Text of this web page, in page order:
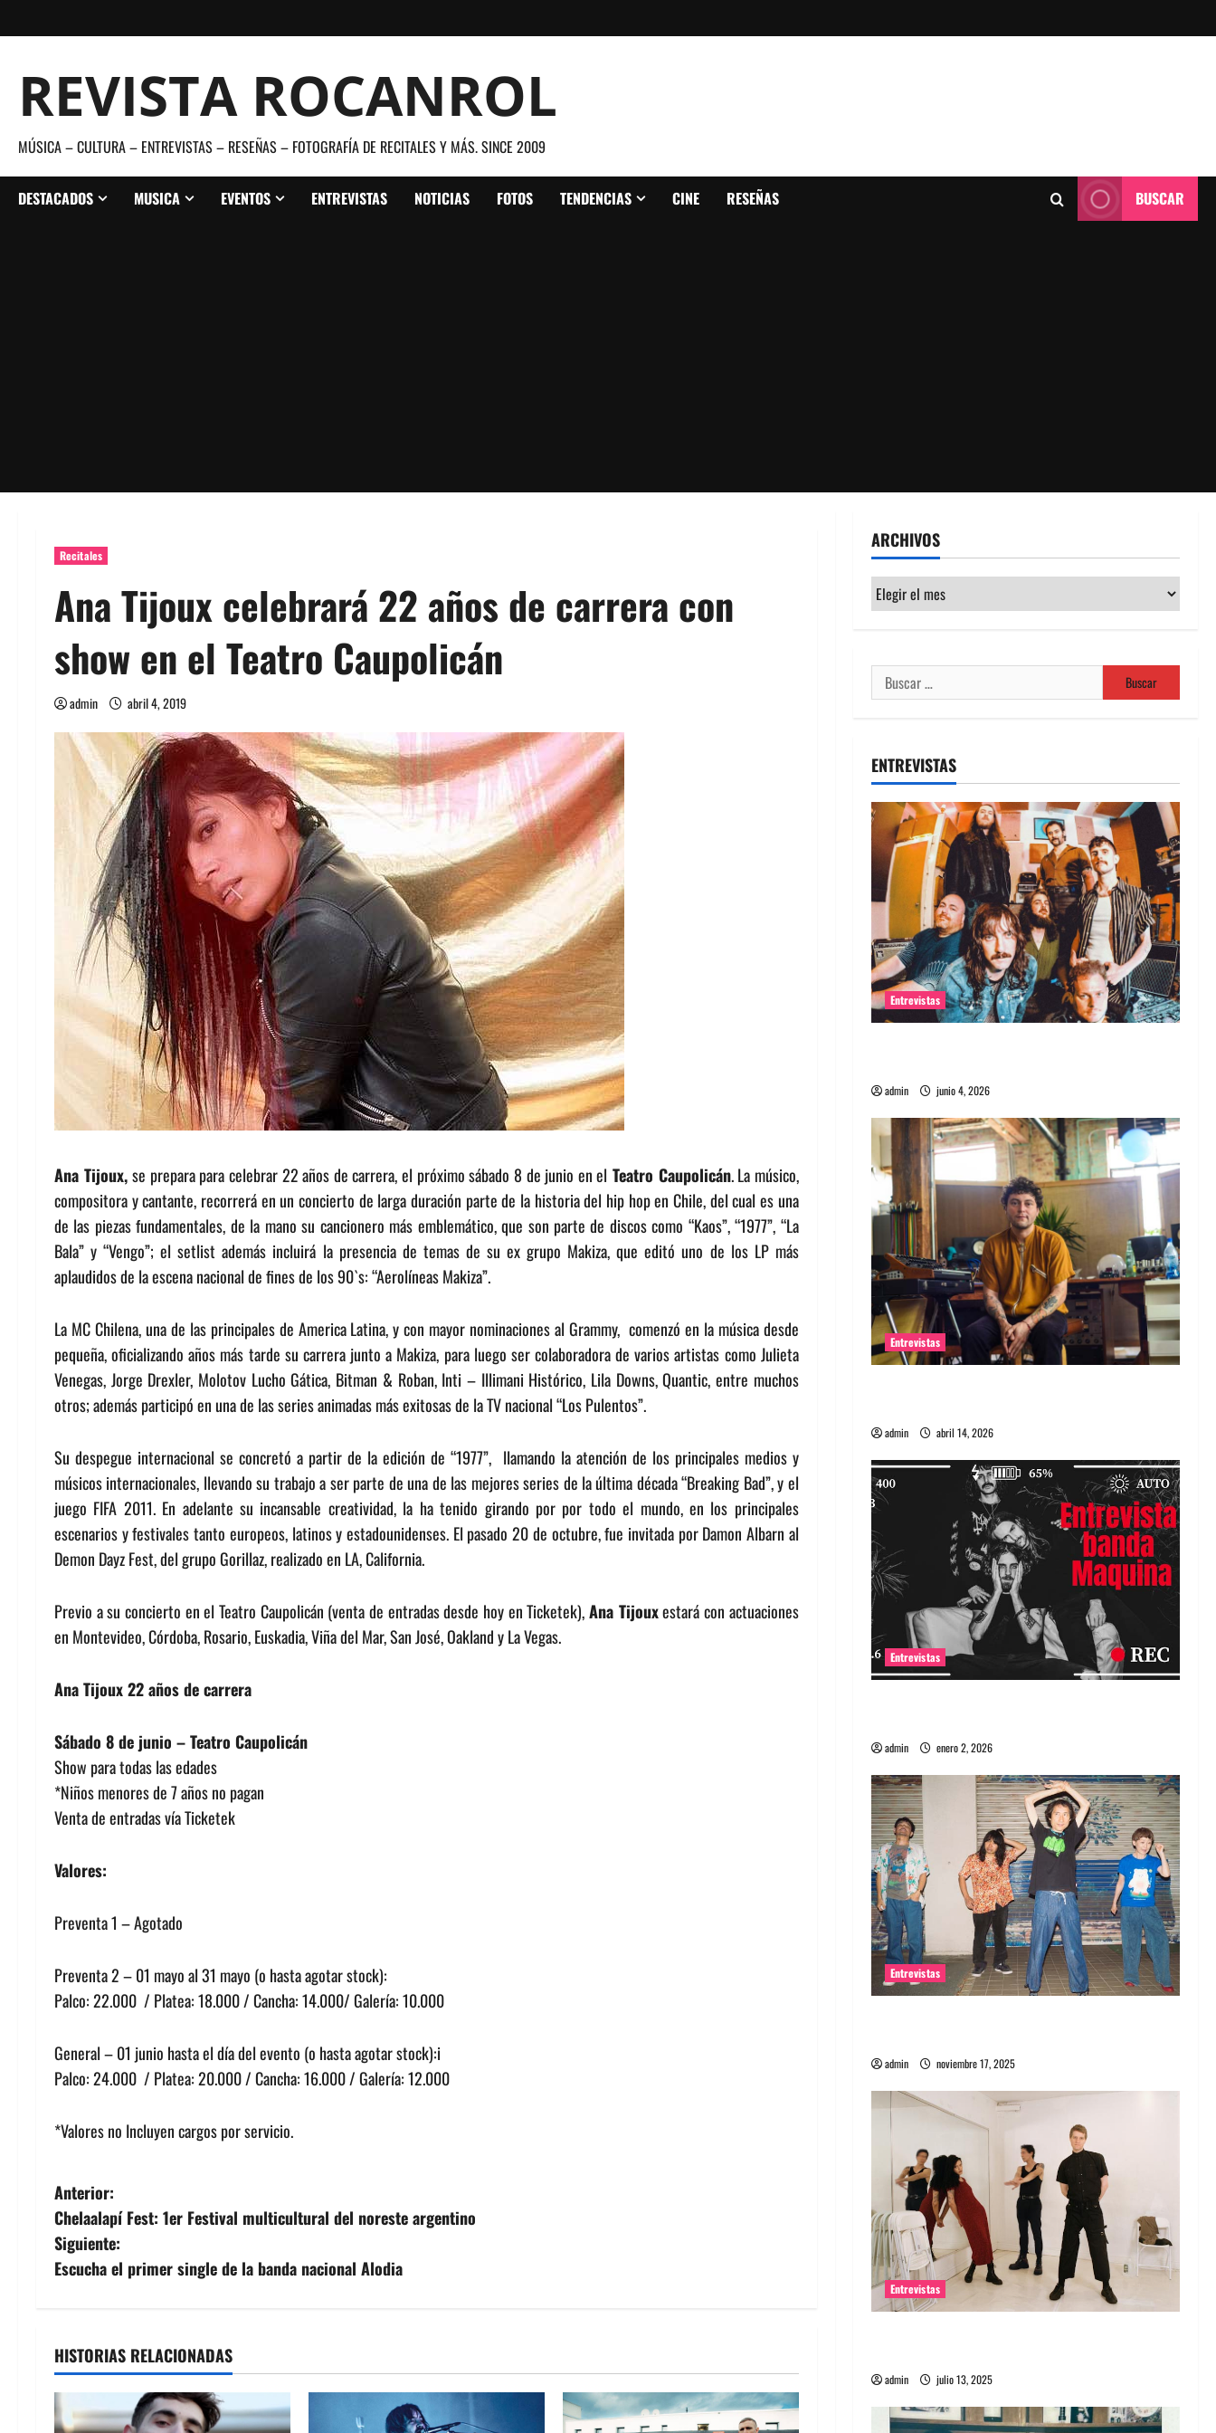
al
REVISTA ROCANROL
MÚSICA – CULTURA – ENTREVISTAS – RESEÑAS – FOTOGRAFÍA DE RECITALES Y MÁS. SINCE 2009
DESTACADOS MUSICA EVENTOS ENTREVISTAS NOTICIAS FOTOS TENDENCIAS CINE RESEÑAS BUSCAR
Recitales
Ana Tijoux celebrará 22 años de carrera con
show en el Teatro Caupolicán
admin abril 4, 2019
Ana Tijoux,se prepara para celebrar 22 años de carrera, el próximo sábado 8 de junio en el Teatro Caupolicán. La músico,
compositora y cantante, recorrerá en un concierto de larga duración parte de la historia del hip hop en Chile, del cual es una
de las piezas fundamentales, de la mano su cancionero más emblemático, que son parte de discos como “Kaos”, “1977”, “La
Bala” y “Vengo”; el setlist además incluirá la presencia de temas de su ex grupo Makiza, que editó uno de los LP más
aplaudidos de la escena nacional de fines de los 90`s: “Aerolíneas Makiza”.
La MC Chilena, una de las principales de America Latina, y con mayor nominaciones al Grammy, comenzó en la música desde
pequeña, oficializando años más tarde su carrera junto a Makiza, para luego ser colaboradora de varios artistas como Julieta
Venegas, Jorge Drexler, Molotov Lucho Gática, Bitman & Roban, Inti – Illimani Histórico, Lila Downs, Quantic, entre muchos
otros; además participó en una de las series animadas más exitosas de la TV nacional “Los Pulentos”.
Su despegue internacional se concretó a partir de la edición de “1977”, llamando la atención de los principales medios y
músicos internacionales, llevando su trabajo a ser parte de una de las mejores series de la última década “Breaking Bad”, y el
juego FIFA 2011. En adelante su incansable creatividad, la ha tenido girando por por todo el mundo, en los principales
escenarios y festivales tanto europeos, latinos y estadounidenses. El pasado 20 de octubre, fue invitada por Damon Albarn al
Demon Dayz Fest, del grupo Gorillaz, realizado en LA, California.
Previo a su concierto en el Teatro Caupolicán (venta de entradas desde hoy en Ticketek),Ana Tijouxestará con actuaciones
en Montevideo, Córdoba, Rosario, Euskadia, Viña del Mar, San José, Oakland y La Vegas.
Ana Tijoux 22 años de carrera
Sábado 8 de junio – Teatro Caupolicán
Show para todas las edades
*Niños menores de 7 años no pagan
Venta de entradas vía Ticketek
Valores:
Preventa 1 – Agotado
Preventa 2 – 01 mayo al 31 mayo (o hasta agotar stock):
Palco: 22.000 / Platea: 18.000 / Cancha: 14.000/ Galería: 10.000
General – 01 junio hasta el día del evento (o hasta agotar stock):i
Palco: 24.000 / Platea: 20.000 / Cancha: 16.000 / Galería: 12.000
*Valores no Incluyen cargos por servicio.
N
a
v
g
a
Anterior:
Chelaalapí Fest: 1er Festival multicultural del noreste argentino
Siguiente:
Escucha el primer single de la banda nacional Alodia
HISTORIAS RELACIONADAS
ARCHIVOS
Archivos
Buscar:
ENTREVISTAS
Entrevistas
admin junio 4, 2026
Entrevistas
admin abril 14, 2026
Entrevistas
admin enero 2, 2026
Entrevistas
admin noviembre 17, 2025
Entrevistas
admin julio 13, 2025